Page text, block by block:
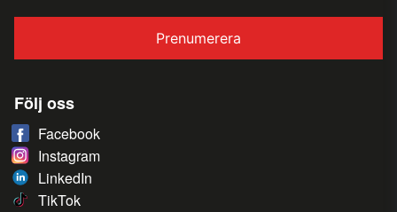
Prenumerera
Följ oss
Facebook
Instagram
LinkedIn
TikTok